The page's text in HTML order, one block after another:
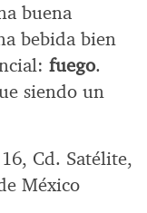
buena
bebida bien
fuego.
siendo un
Cd. Satélite,
México